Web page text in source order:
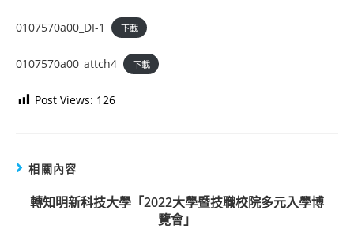
0107570a00_DI-1 下載
0107570a00_attch4 下載
Post Views: 126
相關內容
轉知明新科技大學「2022大學暨技職校院多元入學博
覽會」